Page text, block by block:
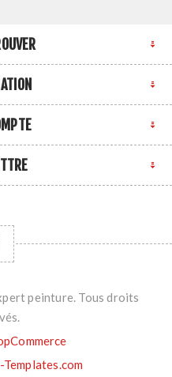
peinture. Tous droits
Templates.com